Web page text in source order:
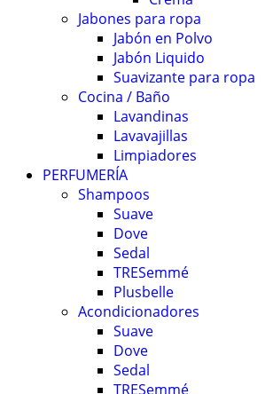
Jabones para ropa
Jabón en Polvo
Jabón Liquido
Suavizante para ropa
Cocina / Baño
Lavandinas
Lavavajillas
Limpiadores
PERFUMERÍA
Shampoos
Suave
Dove
Sedal
TRESemmé
Plusbelle
Acondicionadores
Suave
Dove
Sedal
TRESemmé